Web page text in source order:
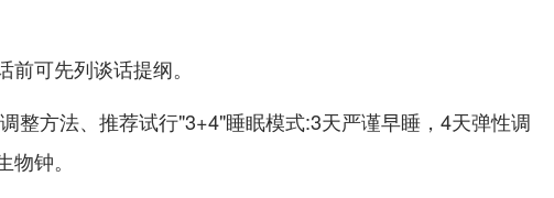
可先列谈话提纲。
整方法、推荐试行"3+4"睡眠模式:3天严谨早睡，4天弹性调
钟。